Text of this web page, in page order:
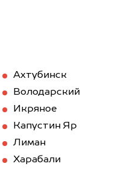
Ахтубинск
Володарский
Икряное
Капустин Яр
Лиман
Харабали